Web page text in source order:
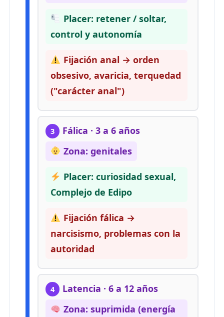
Placer: retener / soltar,
control y autonomía
Fijación anal → orden
obsesivo, avaricia, terquedad
("carácter anal")
3
Fálica · 3 a 6 años
Zona: genitales
Placer: curiosidad sexual,
Complejo de Edipo
Fijación fálica →
narcisismo, problemas con la
autoridad
4
Latencia · 6 a 12 años
Zona: suprimida (energía